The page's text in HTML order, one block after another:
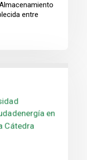
entre